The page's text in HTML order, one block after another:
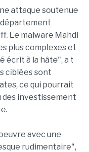
attaque soutenue
département
Le malware Mahdi
plus complexes et
écrit à la hâte", a t
ciblées sont
ce qui pourrait
investissement
avec une
rudimentaire",